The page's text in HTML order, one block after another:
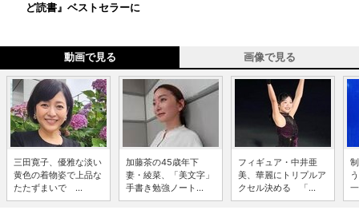
ど読書』ベストセラーに
動画で見る 画像で見る
三田寛子、優雅な淡い
黄色の着物姿で上品な
たたずまいで ...
加藤茶の45歳年下
妻・綾菜、「美文字」
手書き勉強ノート...
フィギュア・中井亜
美、華麗にトリプルア
クセル決める 「...